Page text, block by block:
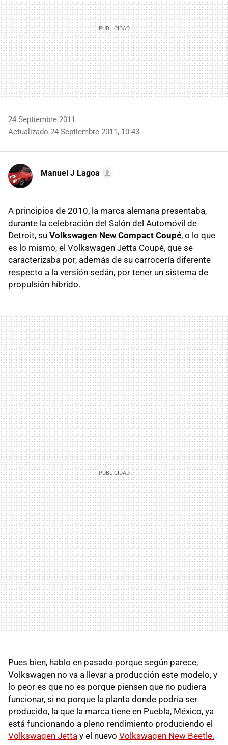
24 Septiembre 2011
Actualizado 24 Septiembre 2011, 10:43
Manuel J Lagoa
A principios de 2010, la marca alemana presentaba,
durante la celebración del Salón del Automóvil de
Detroit, su Volkswagen New Compact Coupé, o lo que
es lo mismo, el Volkswagen Jetta Coupé, que se
caracterizaba por, además de su carrocería diferente
respecto a la versión sedán, por tener un sistema de
propulsión híbrido.
Pues bien, hablo en pasado porque según parece,
Volkswagen no va a llevar a producción este modelo, y
lo peor es que no es porque piensen que no pudiera
funcionar, si no porque la planta donde podría ser
producido, la que la marca tiene en Puebla, México, ya
está funcionando a pleno rendimiento produciendo el
Volkswagen Jetta y el nuevo Volkswagen New Beetle.